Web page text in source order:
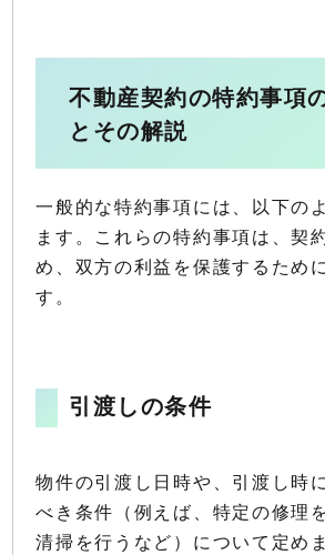
不動産契約の特約事項
とその解説
一般的な特約事項には、以下の
ます。これらの特約事項は、契
め、双方の利益を保護するため
す。
引渡しの条件
物件の引渡し日時や、引渡し時
べき条件（例えば、特定の修理
清掃を行うなど）について定めま